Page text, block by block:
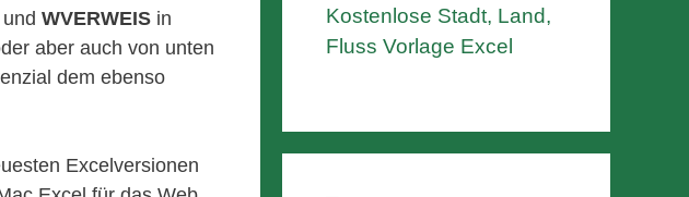
und WVERWEIS in
aber auch von unten
dem ebenso
Excelversionen
Kostenlose Stadt, Land,
Fluss Vorlage Excel